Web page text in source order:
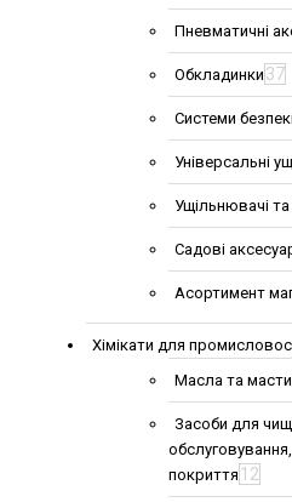
Пневматичні
Обкладинки 37
Системи
Універсальні
Ущільнювачі
Садові
Асортимент
Хімікати для
Масла та
Засоби для
покриття 12